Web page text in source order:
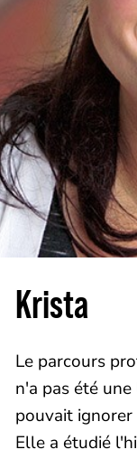
Krista
Le parcours
n'a pas été
pouvait
Elle a étudié